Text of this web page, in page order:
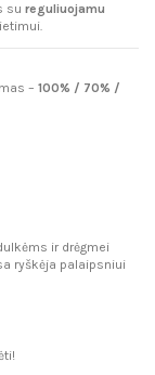
su reguliuojamu
– 100% / 70% /
ir drėgmei
ryškėja palaipsniui